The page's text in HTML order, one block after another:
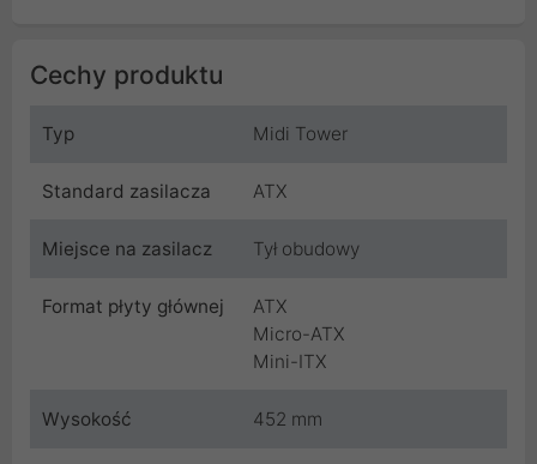
Cechy produktu
Typ Midi Tower
Standard zasilacza ATX
Miejsce na zasilacz Tył obudowy
Format płyty głównej
ATX
Micro-ATX
Mini-ITX
Wysokość 452 mm